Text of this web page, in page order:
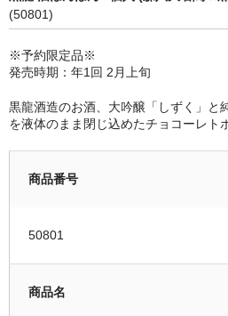
黒龍酒造 [黒龍・九頭龍]
南部酒造場 [花垣]
栃倉酒造 [米百俵]
鳥屋酒造 [池月]
安福又四郎商店 [大黒正宗]
祁答院蒸留所 [日は昇る]
(50801)
※予約限定品※
発売時期：年1回 2月上旬
黒龍酒造のお酒、大吟醸「しずく」と
を液体のまま閉じ込めたチョコーレト
商品番号
50801
商品名